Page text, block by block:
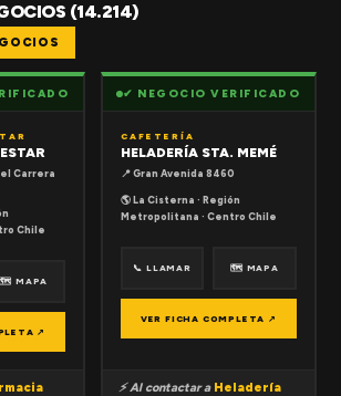
(14.214)
Carrera
Chile
🗺 MAPA
↗
✔ NEGOCIO VERIFICADO
CAFETERÍA
HELADERÍA STA. MEMÉ
📍 Gran Avenida 8460
🌎 La Cisterna · Región
Metropolitana · Centro Chile
📞 LLAMAR 🗺 MAPA
VER FICHA COMPLETA ↗
⚡ Al contactar a Heladería